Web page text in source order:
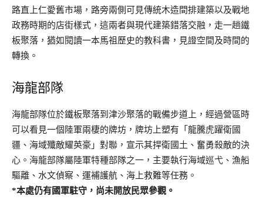
路直上仁愛舊市場，路旁兩側可見傳統木造間排建築以及戰地
政務時期的店街樣式，這兩者與現代建築錯落交融，走一趟鐵
板聚落，猶如閱讀一本馬祖歷史的教科書，見證空間及時間的
轉換。
海龍部隊
海龍部隊位於鐵板聚落到津沙聚落的戰備步道上，經過營區時
可以看見一個陸軍兩棲的牌坊，牌坊上塑有「龍騰虎躍衛國
疆、海域殲敵耀英豪」對聯，宣示其捍衛國土、奮勇殺敵的決
心。海龍部隊屬陸軍特種部隊之一，主要執行海域巡弋、漁船
驅離、水文偵察、運補護航、海上救難等任務。
*本處仍有國軍駐守，尚未開放民眾參觀。